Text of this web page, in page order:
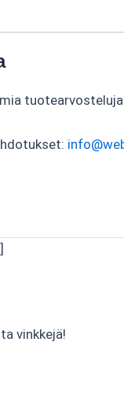
vinkkejä!